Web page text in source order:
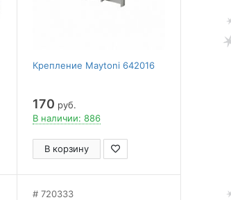
Крепление Maytoni 642016
170 руб.
В наличии: 886
В корзину
720333